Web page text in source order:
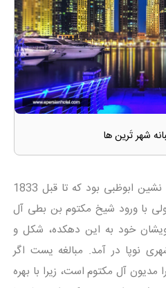
شهر تَرین ها
دهکده ای از توابع شیخ نشین ابوظبی بود که تا قبل 1833
با ورود شیخ مکتوم بن بطی آل
با 800 نفر از خویشان خود به این دهکده، شکل و
نوپا در آمد. مبالغه یست اگر
آل مکتوم است، زیرا با بهره